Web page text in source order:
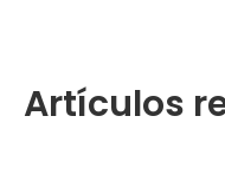
Artículos